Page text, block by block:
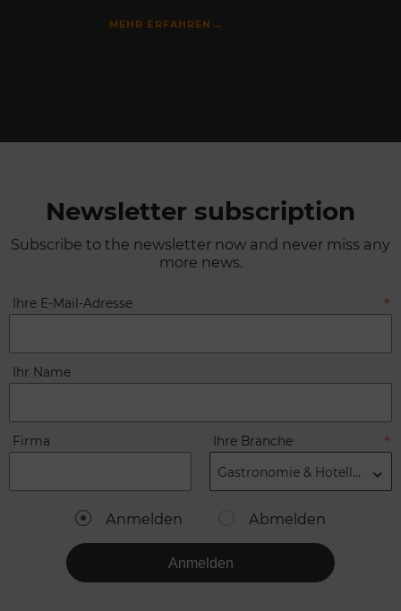
MEHR ERFAHREN →
Newsletter subscription
Subscribe to the newsletter now and never miss any
more news.
Ihre E-Mail-Adresse
Ihr Name
Firma Ihre Branche
Gastronomie & Hotellerie
Anmelden Abmelden
Anmelden